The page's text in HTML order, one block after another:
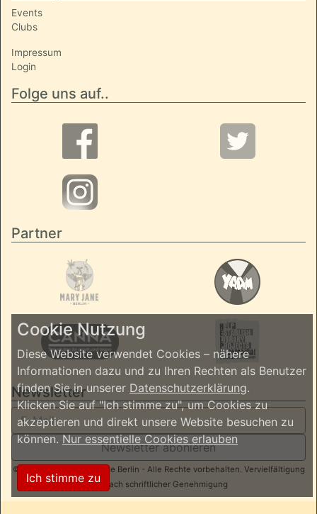
Events
Clubs
Impressum
Login
Folge uns auf..
Partner
Newsletter
Newsletter abonieren
© 2026 ReggaeInBerlin.de Berlin - Alle Rechte vorbehalten. Vervielfältigung
nur nach schriftlicher Genehmigung
Cookie Nutzung
Diese Website verwendet Cookies – nähere
Informationen dazu und zu Ihren Rechten als Benutzer
finden Sie in unserer Datenschutzerklärung.
Klicken Sie auf "Ich stimme zu", um Cookies zu
akzeptieren und direkt unsere Website besuchen zu
können.Nur essentielle Cookies erlauben
Ich stimme zu